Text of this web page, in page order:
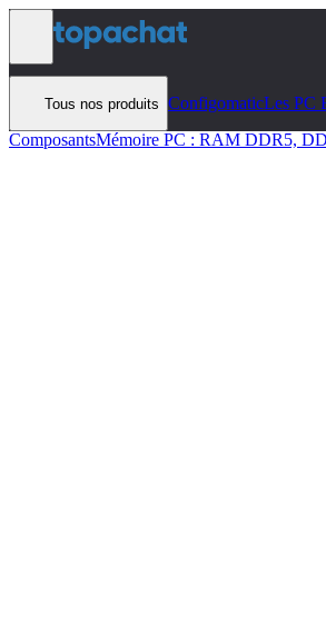
Aller au contenu
Tous nos produits ConfigomaticLes PC
ComposantsMémoire PC : RAM DDR5,